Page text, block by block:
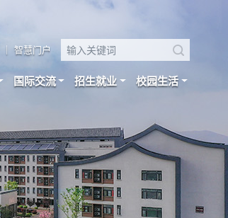
智慧门户
国际交流 招生就业 校园生活